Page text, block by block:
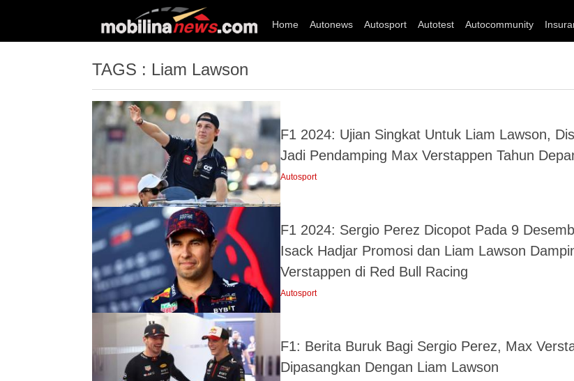
Home Autonews Autosport Autotest Autocommunity
TAGS : Liam Lawson
F1 2024: Ujian Singkat Untuk Liam Lawson,
Jadi Pendamping Max Verstappen Tahun
Autosport
F1 2024: Sergio Perez Dicopot Pada 9
Isack Hadjar Promosi dan Liam Lawson
Verstappen di Red Bull Racing
Autosport
F1: Berita Buruk Bagi Sergio Perez, Max
Dipasangkan Dengan Liam Lawson